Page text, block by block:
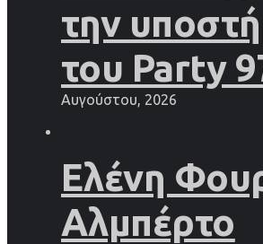
την
του Party
Αυγούστου, 2026
Ελένη
Αλμπέρτο